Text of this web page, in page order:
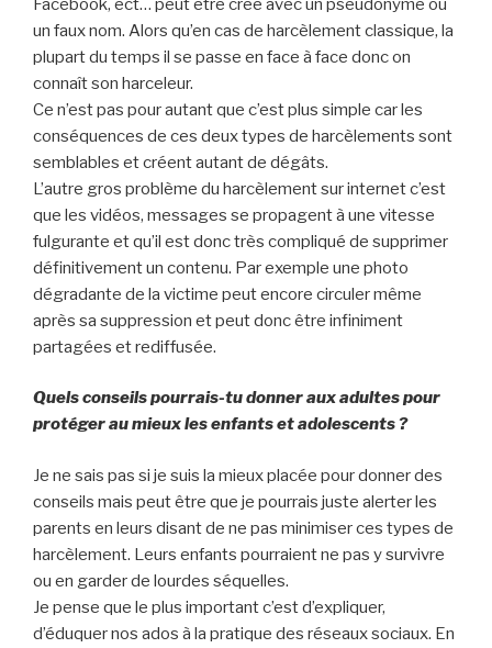
Facebook, ect… peut être créé avec un pseudonyme ou
un faux nom. Alors qu’en cas de harcèlement classique, la
plupart du temps il se passe en face à face donc on
connaît son harceleur.
Ce n’est pas pour autant que c’est plus simple car les
conséquences de ces deux types de harcèlements sont
semblables et créent autant de dégâts.
L’autre gros problème du harcèlement sur internet c’est
que les vidéos, messages se propagent à une vitesse
fulgurante et qu’il est donc très compliqué de supprimer
définitivement un contenu. Par exemple une photo
dégradante de la victime peut encore circuler même
après sa suppression et peut donc être infiniment
partagées et rediffusée.
Quels conseils pourrais-tu donner aux adultes pour
protéger au mieux les enfants et adolescents ?
Je ne sais pas si je suis la mieux placée pour donner des
conseils mais peut être que je pourrais juste alerter les
parents en leurs disant de ne pas minimiser ces types de
harcèlement. Leurs enfants pourraient ne pas y survivre
ou en garder de lourdes séquelles.
Je pense que le plus important c’est d’expliquer,
d’éduquer nos ados à la pratique des réseaux sociaux. En